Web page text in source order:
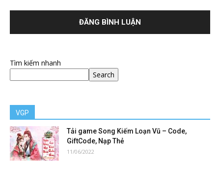
Tìm kiếm nhanh
Search
VGP
Tải game Song Kiếm Loạn Vũ – Code,
GiftCode, Nạp Thẻ
11/06/2022